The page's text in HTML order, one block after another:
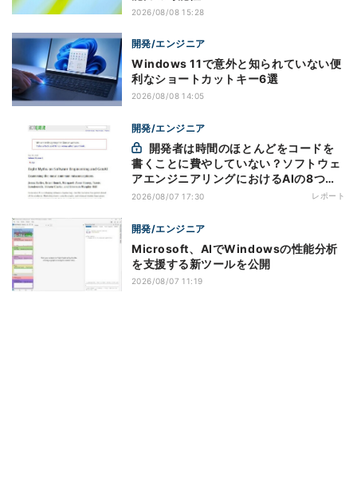
2026/08/08 15:28
開発/エンジニア
Windows 11で意外と知られていない便
利なショートカットキー6選
2026/08/08 14:05
開発/エンジニア
書くことに費やしていない？ソフトウェ
アエンジニアリングにおけるAIの8つの
神話への賛否
2026/08/07 17:30 レポート
開発/エンジニア
Microsoft、AIでWindowsの性能分析
を支援する新ツールを公開
2026/08/07 11:19